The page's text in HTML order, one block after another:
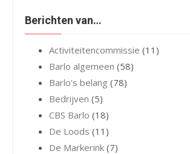
Berichten van…
Activiteitencommissie (11)
Barlo algemeen (58)
Barlo's belang (78)
Bedrijven (5)
CBS Barlo (18)
De Loods (11)
De Markerink (7)